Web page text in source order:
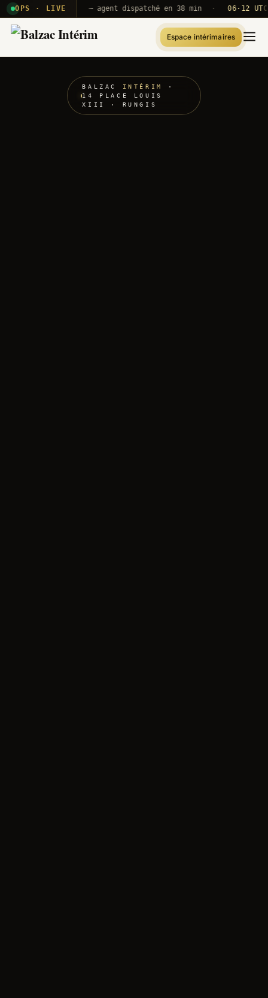
OPS · LIVE
· B71 Push A320 — agent dispatché en 38 min · 06·12 UTC
Espace intérimaires
BALZAC INTÉRIM
·
14 PLACE LOUIS
XIII · RUNGIS